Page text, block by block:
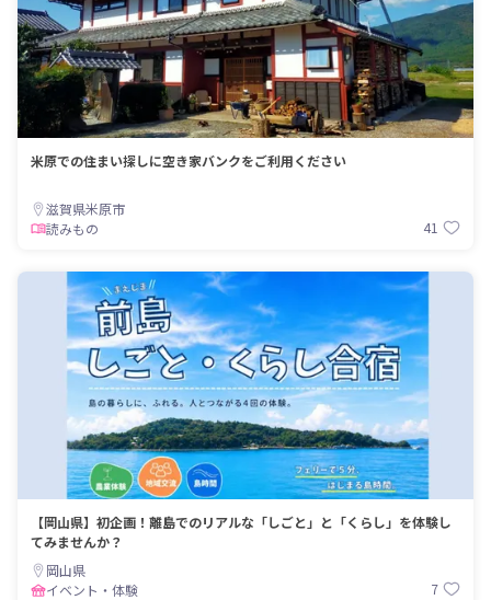
米原での住まい探しに空き家バンクをご利用ください
滋賀県米原市
読みもの
41
【岡山県】初企画！離島でのリアルな「しごと」と「くらし」を体験し
てみませんか？
岡山県
イベント・体験
7